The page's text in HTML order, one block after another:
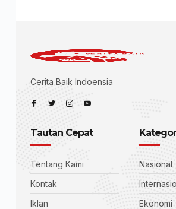
Cerita Baik Indoensia
Tautan Cepat
Tentang Kami
Kontak
Iklan
Nasional
Ekonomi